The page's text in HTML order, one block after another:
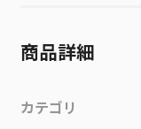
商品詳細
カテゴリ